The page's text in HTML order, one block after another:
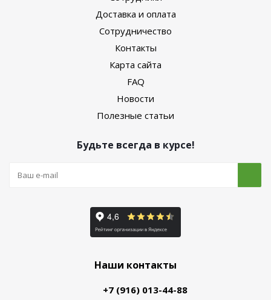
Доставка и оплата
Сотрудничество
Контакты
Карта сайта
FAQ
Новости
Полезные статьи
Будьте всегда в курсе!
Наши контакты
+7 (916) 013-44-88